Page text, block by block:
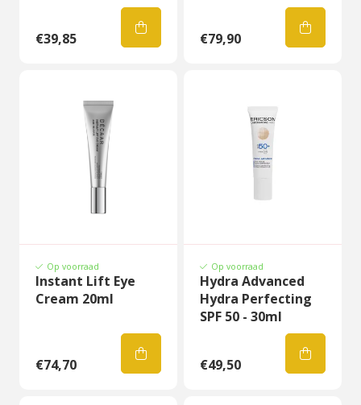
€39,85 €79,90
Op voorraad
Instant Lift Eye
Cream 20ml
€74,70
Op voorraad
Hydra Advanced
Hydra Perfecting
SPF 50 - 30ml
€49,50